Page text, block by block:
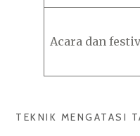
Acara dan
TEKNIK MENGATASI